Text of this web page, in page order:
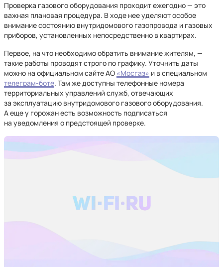
Проверка газового оборудования проходит ежегодно — это
важная плановая процедура. В ходе нее уделяют особое
внимание состоянию внутридомового газопровода и газовых
приборов, установленных непосредственно в квартирах.
Первое, на что необходимо обратить внимание жителям, —
такие работы проводят строго по графику. Уточнить даты
можно на официальном сайте АО «Мосгаз» и в специальном
телеграм-боте. Там же доступны телефонные номера
территориальных управлений служб, отвечающих
за эксплуатацию внутридомового газового оборудования.
А еще у горожан есть возможность подписаться
на уведомления о предстоящей проверке.